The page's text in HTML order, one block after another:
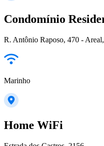
Condomínio
R. Antônio Raposo, 470 -
Marinho
Home WiFi